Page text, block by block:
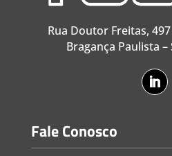
Rua Doutor Freitas,
Bragança Paulista –
Fale Conosco